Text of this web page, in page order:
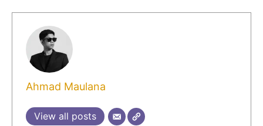
Ahmad Maulana
View all posts